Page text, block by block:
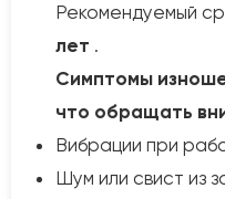
Рекомендуемый
лет .
Симптомы
что обращать
Вибрации при
Шум или свист из